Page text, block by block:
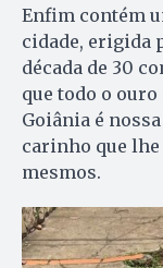
Enfim contém
cidade, erigida
década de 30
que todo o
Goiânia é
carinho que
mesmos.